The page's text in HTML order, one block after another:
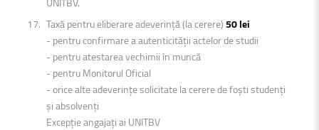
Taxă pentru eliberare adeverință (la cerere)50 lei
- pentru confirmare a autenticității actelor de studii
- pentru atestarea vechimii în muncă
- pentru Monitorul Oficial
- orice alte adeverințe solicitate la cerere de foști studenți
și absolvenți
Excepție angajați ai UNITBV